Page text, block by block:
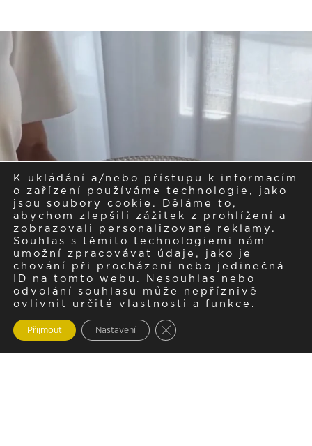
K ukládání a/nebo přístupu k informacím
o zařízení používáme technologie, jako
jsou soubory cookie. Děláme to,
abychom zlepšili zážitek z prohlížení a
zobrazovali personalizované reklamy.
Souhlas s těmito technologiemi nám
umožní zpracovávat údaje, jako je
chování při procházení nebo jedinečná
ID na tomto webu. Nesouhlas nebo
odvolání souhlasu může nepříznivě
ovlivnit určité vlastnosti a funkce.
Přijmout Nastavení Zavřít cookie lištu GDPR